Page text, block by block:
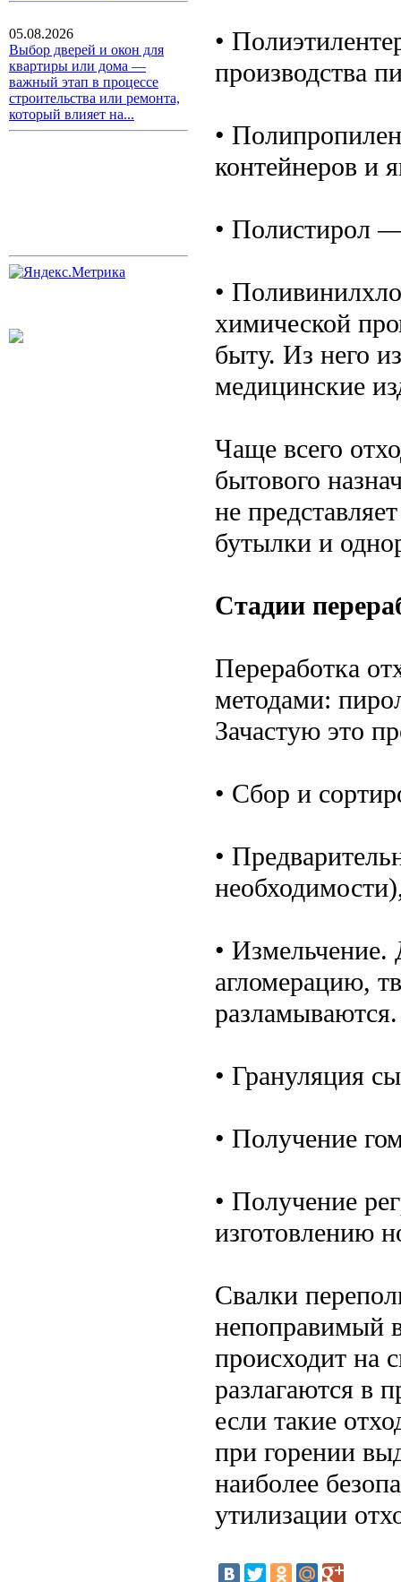
05.08.2026
Выбор дверей и окон для
квартиры или дома —
важный этап в процессе
строительства или ремонта,
который влияет на...
•
производства
•
контейнеров и
• Полистирол
•
химической
быту. Из него
медицинские
Чаще всего
бытового
не
бутылки и
Стадии
Переработка
методами:
Зачастую это
• Сбор и
•
•
агломерацию,
разламываются.
• Грануляция
• Получение
• Получение
изготовлению
Свалки
непоправимый
происходит на
разлагаются в
если такие
при горении
наиболее
утилизации